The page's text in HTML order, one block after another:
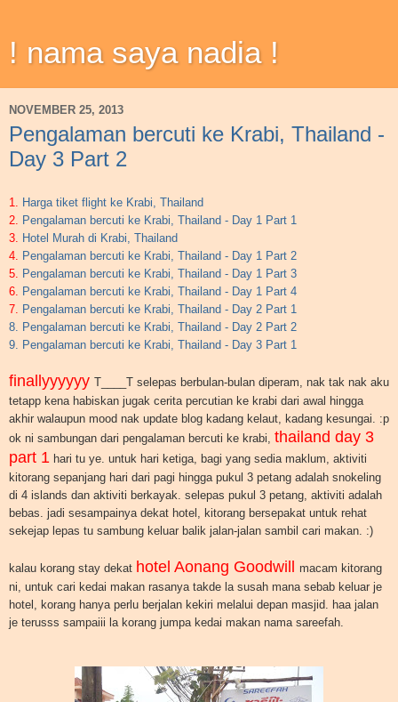
! nama saya nadia !
NOVEMBER 25, 2013
Pengalaman bercuti ke Krabi, Thailand -
Day 3 Part 2
1.
Harga tiket flight ke Krabi, Thailand
2.
Pengalaman bercuti ke Krabi, Thailand - Day 1 Part 1
3.
Hotel Murah di Krabi, Thailand
4.
Pengalaman bercuti ke Krabi, Thailand - Day 1 Part 2
5.
Pengalaman bercuti ke Krabi, Thailand - Day 1 Part 3
6.
Pengalaman bercuti ke Krabi, Thailand - Day 1 Part 4
7.
Pengalaman bercuti ke Krabi, Thailand - Day 2 Part 1
8. Pengalaman bercuti ke Krabi, Thailand - Day 2 Part 2
9. Pengalaman bercuti ke Krabi, Thailand - Day 3 Part 1
finallyyyyyy T____T selepas berbulan-bulan diperam, nak tak nak aku
tetapp kena habiskan jugak cerita percutian ke krabi dari awal hingga
akhir walaupun mood nak update blog kadang kelaut, kadang kesungai. :p
ok ni sambungan dari pengalaman bercuti ke krabi, thailand day 3
part 1 hari tu ye. untuk hari ketiga, bagi yang sedia maklum, aktiviti
kitorang sepanjang hari dari pagi hingga pukul 3 petang adalah snokeling
di 4 islands dan aktiviti berkayak. selepas pukul 3 petang, aktiviti adalah
bebas. jadi sesampainya dekat hotel, kitorang bersepakat untuk rehat
sekejap lepas tu sambung keluar balik jalan-jalan sambil cari makan. :)
kalau korang stay dekat hotel Aonang Goodwill macam kitorang
ni, untuk cari kedai makan rasanya takde la susah mana sebab keluar je
hotel, korang hanya perlu berjalan kekiri melalui depan masjid. haa jalan
je terusss sampaiii la korang jumpa kedai makan nama sareefah.